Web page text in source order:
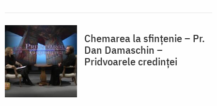
Chemarea la sfințenie – Pr.
Dan Damaschin –
Pridvoarele credinței